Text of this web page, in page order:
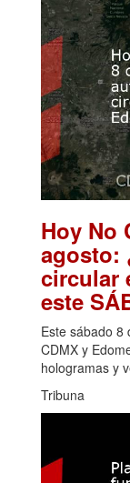
Hoy No
agosto:
circular
este
Este sábado 8
CDMX y
hologramas y
Tribuna